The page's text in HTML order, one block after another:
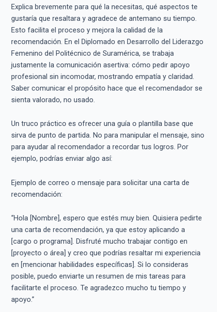
Explica brevemente para qué la necesitas, qué aspectos te
gustaría que resaltara y agradece de antemano su tiempo.
Esto facilita el proceso y mejora la calidad de la
recomendación. En el Diplomado en Desarrollo del Liderazgo
Femenino del Politécnico de Suramérica, se trabaja
justamente la comunicación asertiva: cómo pedir apoyo
profesional sin incomodar, mostrando empatía y claridad.
Saber comunicar el propósito hace que el recomendador se
sienta valorado, no usado.
Un truco práctico es ofrecer una guía o plantilla base que
sirva de punto de partida. No para manipular el mensaje, sino
para ayudar al recomendador a recordar tus logros. Por
ejemplo, podrías enviar algo así:
Ejemplo de correo o mensaje para solicitar una carta de
recomendación:
“Hola [Nombre], espero que estés muy bien. Quisiera pedirte
una carta de recomendación, ya que estoy aplicando a
[cargo o programa]. Disfruté mucho trabajar contigo en
[proyecto o área] y creo que podrías resaltar mi experiencia
en [mencionar habilidades específicas]. Si lo consideras
posible, puedo enviarte un resumen de mis tareas para
facilitarte el proceso. Te agradezco mucho tu tiempo y
apoyo.”